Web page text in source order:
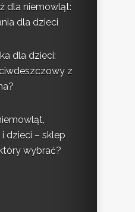
dla niemowląt:
dla dzieci
dla dzieci:
z
dzieci – sklep
wybrać?